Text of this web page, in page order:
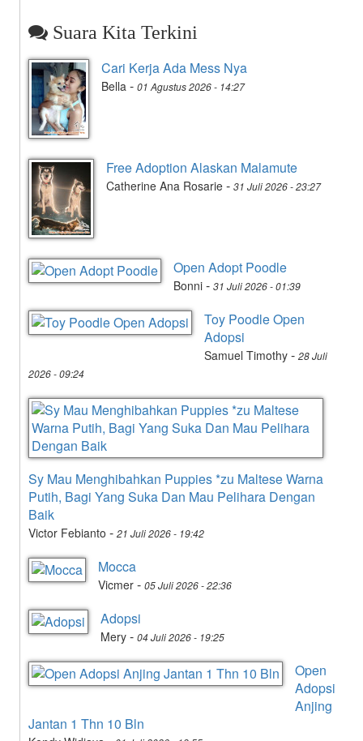
Suara Kita Terkini
Cari Kerja Ada Mess Nya
Bella - 01 Agustus 2026 - 14:27
Free Adoption Alaskan Malamute
Catherine Ana Rosarie - 31 Juli 2026 - 23:27
Open Adopt Poodle
Bonni - 31 Juli 2026 - 01:39
Toy Poodle Open
Adopsi
Samuel Timothy - 28 Juli
2026 - 09:24
Sy Mau Menghibahkan Puppies *zu Maltese Warna
Putih, Bagi Yang Suka Dan Mau Pelihara Dengan
Baik
Victor Febianto - 21 Juli 2026 - 19:42
Mocca
Vicmer - 05 Juli 2026 - 22:36
Adopsi
Mery - 04 Juli 2026 - 19:25
Open
Adopsi
Anjing
Jantan 1 Thn 10 Bln